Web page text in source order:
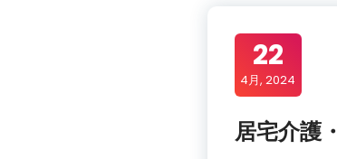
22
4月, 2024
居宅介護